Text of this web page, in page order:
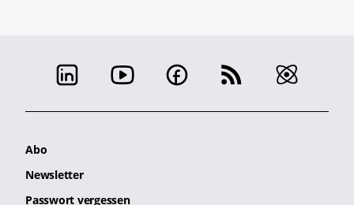
Abo
Newsletter
Passwort vergessen